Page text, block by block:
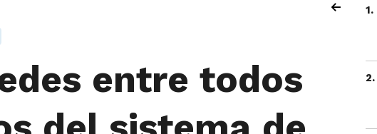
entre todos
1.
2.